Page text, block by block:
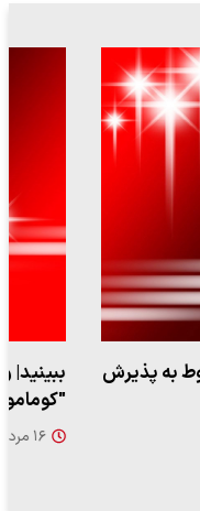
ببینید| ویدئویی جدید از لحظه زلزله ۷.۱ ریشتری